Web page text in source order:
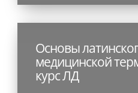
Основы
медицинской
курс ЛД